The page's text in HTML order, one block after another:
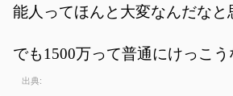
能人ってほんと大変なんだなと
でも1500万って普通にけっこう
出典: